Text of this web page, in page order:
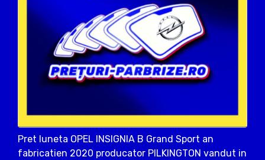
Pret luneta OPEL INSIGNIA B Grand Sport an
fabricatien 2020 producator PILKINGTON vandut in